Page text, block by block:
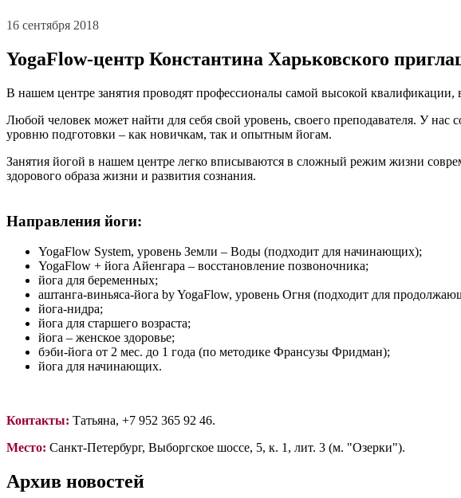
16 сентября 2018
YogaFlow-центр Константина Харьковского
В нашем центре занятия проводят профессионалы самой высокой
Любой человек может найти для себя свой уровень, своего преподавателя. У
уровню подготовки – как новичкам, так и опытным йогам.
Занятия йогой в нашем центре легко вписываются в сложный режим жизни
здорового образа жизни и развития сознания.
Направления йоги:
YogaFlow System, уровень Земли – Воды (подходит для начинающих);
YogaFlow + йога Айенгара – восстановление позвоночника;
йога для беременных;
аштанга-виньяса-йога by YogaFlow, уровень Огня (подходит для
йога-нидра;
йога для старшего возраста;
йога – женское здоровье;
бэби-йога от 2 мес. до 1 года (по методике Франсузы Фридман);
йога для начинающих.
Контакты: Татьяна, +7 952 365 92 46.
Место: Санкт-Петербург, Выборгское шоссе, 5, к. 1, лит. 3 (м. "Озерки").
Архив новостей